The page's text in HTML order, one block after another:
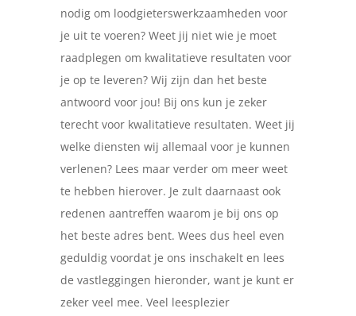
nodig om loodgieterswerkzaamheden voor
je uit te voeren? Weet jij niet wie je moet
raadplegen om kwalitatieve resultaten voor
je op te leveren? Wij zijn dan het beste
antwoord voor jou! Bij ons kun je zeker
terecht voor kwalitatieve resultaten. Weet jij
welke diensten wij allemaal voor je kunnen
verlenen? Lees maar verder om meer weet
te hebben hierover. Je zult daarnaast ook
redenen aantreffen waarom je bij ons op
het beste adres bent. Wees dus heel even
geduldig voordat je ons inschakelt en lees
de vastleggingen hieronder, want je kunt er
zeker veel mee. Veel leesplezier